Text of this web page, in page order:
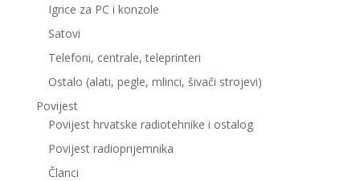
Igrice za PC i konzole
Satovi
Telefoni, centrale, teleprinteri
Ostalo (alati, pegle, mlinci, šivači strojevi)
Povijest
Povijest hrvatske radiotehnike i ostalog
Povijest radioprijemnika
Članci